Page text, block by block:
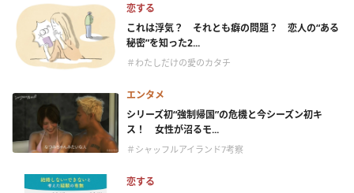
恋する
これは浮気？ それとも癖の問題？ 恋人の“ある
秘密”を知った2...
＃わたしだけの愛のカタチ
エンタメ
シリーズ初“強制帰国”の危機と今シーズン初キ
ス！ 女性が沼るモ...
＃シャッフルアイランド7考察
恋する